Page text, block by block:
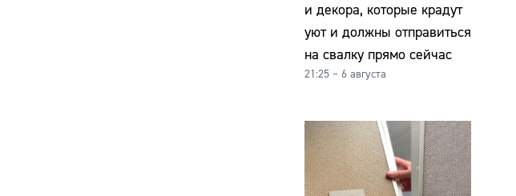
и декора, которые крадут
уют и должны отправиться
на свалку прямо сейчас
21:25 – 6 августа